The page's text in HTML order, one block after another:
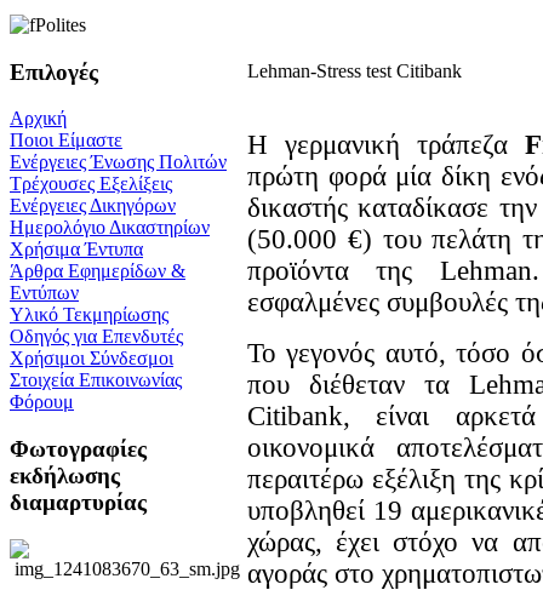
Επιλογές
Αρχική
Ποιοι Είμαστε
Ενέργειες Ένωσης Πολιτών
Τρέχουσες Εξελίξεις
Ενέργειες Δικηγόρων
Ημερολόγιο Δικαστηρίων
Χρήσιμα Έντυπα
Άρθρα Εφημερίδων &
Εντύπων
Υλικό Τεκμηρίωσης
Οδηγός για Επενδυτές
Χρήσιμοι Σύνδεσμοι
Στοιχεία Επικοινωνίας
Φόρουμ
Φωτογραφίες
εκδήλωσης
διαμαρτυρίας
Lehman-Stress test Citibank
Η γερμανική τράπεζα
πρώτη φορά μία δίκη
δικαστής καταδίκασε
(50.000 €) του πελάτη
προϊόντα της
εσφαλμένες συμβουλές
Το γεγονός αυτό, τόσο
που διέθεταν τα
Citibank, είναι
οικονομικά
περαιτέρω εξέλιξη της
υποβληθεί 19
χώρας, έχει στόχο να
αγοράς στο